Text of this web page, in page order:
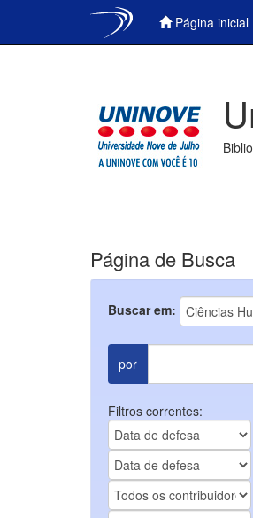
Página inicial
Página de Busca
Buscar em:
por
Filtros correntes: